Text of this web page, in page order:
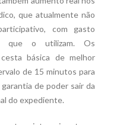
que atualmente não
com gasto
que o utilizam. Os
básica de melhor
de 15 minutos para
de poder sair da
do expediente.